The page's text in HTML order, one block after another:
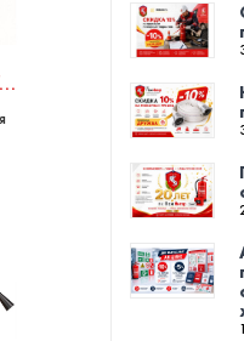
какой огнетушитель выбрать?